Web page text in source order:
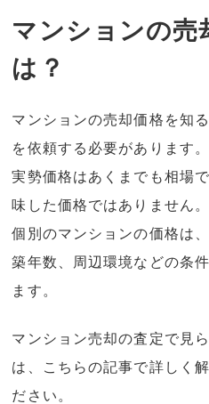
マンションの売
は？
マンションの売却価格を知
を依頼する必要があります。
実勢価格はあくまでも相場
味した価格ではありません。
個別のマンションの価格は
築年数、周辺環境などの条
ます。
マンション売却の査定で見
は、こちらの記事で詳しく
ださい。